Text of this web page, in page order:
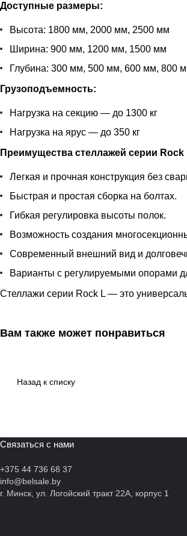
Доступные размеры:
Высота: 1800 мм, 2000 мм, 2500 мм
Ширина: 900 мм, 1200 мм, 1500 мм
Глубина: 300 мм, 500 мм, 600 мм, 800
Грузоподъемность:
Нагрузка на секцию — до 1300 кг
Нагрузка на ярус — до 350 кг
Преимущества стеллажей серии Rock
Легкая и прочная конструкция без
Быстрая и простая сборка на болтах.
Гибкая регулировка высоты полок.
Возможность создания
Современный внешний вид и
Варианты с регулируемыми опорами
Стеллажи серии Rock L — это
Вам также может понравиться
Назад к списку
Связаться с нами
+375 44 736 68 37
info@belsale.by
г. Минск, ул. Логойский тракт 22А, корпус 1